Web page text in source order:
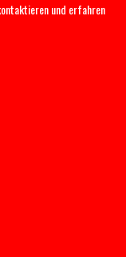
und erfahren